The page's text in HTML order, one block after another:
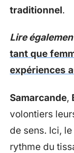
traditionnel.
Lire
tant que
expériences
Samarcande,
volontiers
de sens. Ici, le
rythme du